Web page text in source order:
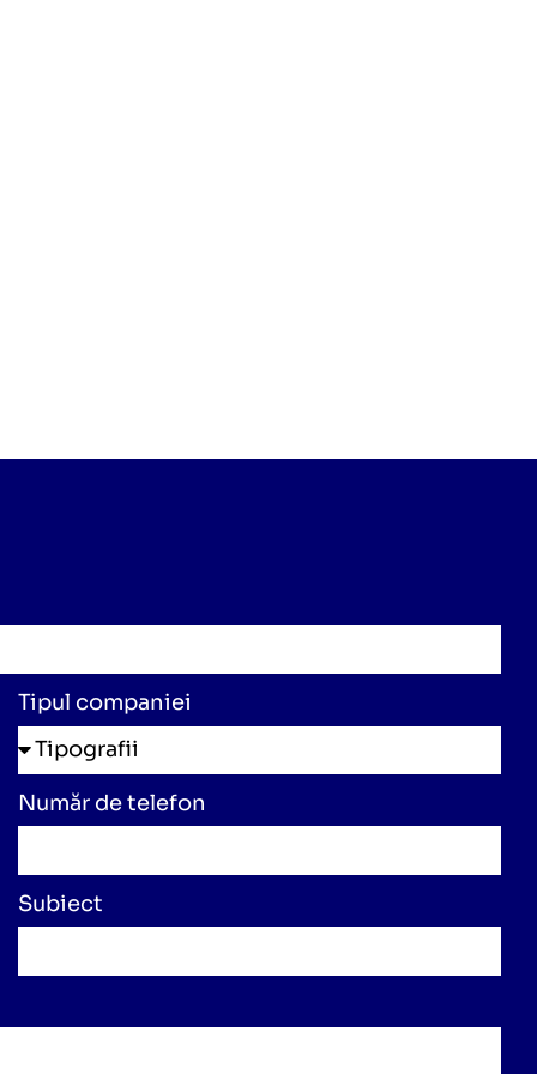
Tipul companiei
Număr de telefon
Subiect